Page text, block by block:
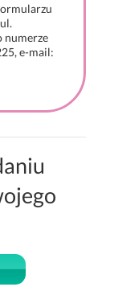
numerze
e-mail: